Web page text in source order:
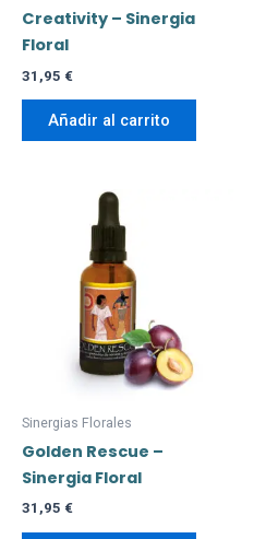
Creativity – Sinergia
Floral
31,95 €
Añadir al carrito
Sinergias Florales
Golden Rescue –
Sinergia Floral
31,95 €